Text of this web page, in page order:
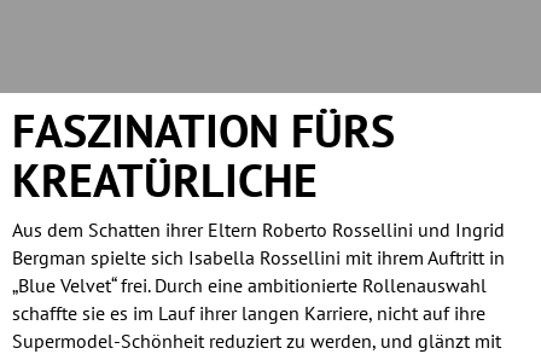
FASZINATION FÜRS
KREATÜRLICHE
Aus dem Schatten ihrer Eltern Roberto Rossellini und Ingrid
Bergman spielte sich Isabella Rossellini mit ihrem Auftritt in
„Blue Velvet“ frei. Durch eine ambitionierte Rollenauswahl
schaffte sie es im Lauf ihrer langen Karriere, nicht auf ihre
Supermodel-Schönheit reduziert zu werden, und glänzt mit